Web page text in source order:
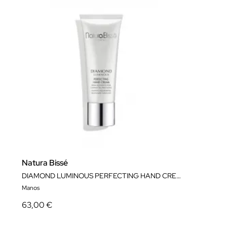
Natura Bissé
DIAMOND LUMINOUS PERFECTING HAND CREAM
Manos
63,00 €